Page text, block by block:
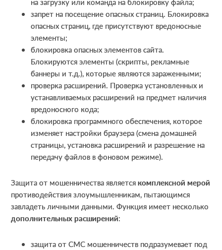
запрет на посещение опасных страниц. Блокировка
опасных страниц, где присутствуют вредоносные
элементы;
блокировка опасных элементов сайта.
Блокируются элементы (скрипты, рекламные
баннеры и т.д.), которые являются зараженными;
проверка расширений. Проверка установленных и
устанавливаемых расширений на предмет наличия
вредоносного кода;
блокировка программного обеспечения, которое
изменяет настройки браузера (смена домашней
страницы, установка расширений и разрешение на
передачу файлов в фоновом режиме).
Защита от мошенничества являетсякомплексной мерой
противодействия злоумышленникам, пытающимся
завладеть личными данными. Функция имеет несколько
дополнительных расширений:
защита от СМС мошенничеств подразумевает под